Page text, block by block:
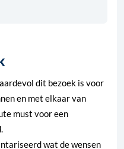
dit bezoek is voor
en met elkaar van
must voor een
wat de wensen